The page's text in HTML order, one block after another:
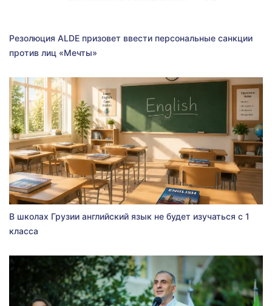
Резолюция ALDE призовет ввести персональные санкции
против лиц «Мечты»
В школах Грузии английский язык не будет изучаться с 1
класса